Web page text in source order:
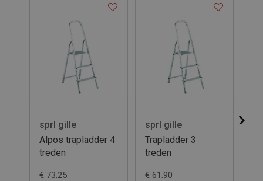
sprl gille
Alpos trapladder 4
treden
€ 73.25
sprl gille
Trapladder 3
treden
€ 61.90